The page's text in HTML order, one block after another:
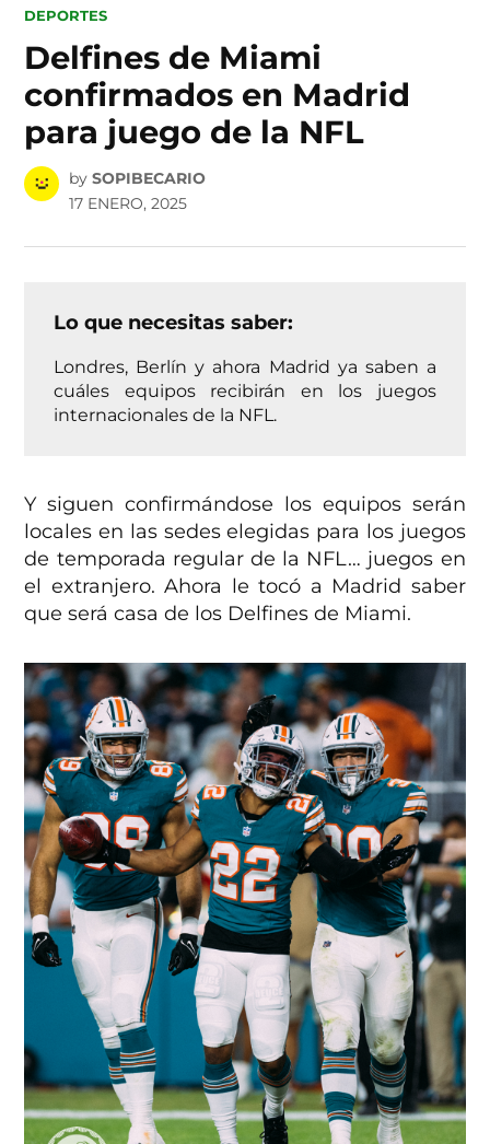
POSTED
DEPORTES
Delfines de Miami
confirmados en Madrid
para juego de la NFL
by SOPIBECARIO
17 ENERO, 2025
Lo que necesitas saber:
Londres, Berlín y ahora Madrid ya saben a
cuáles equipos recibirán en los juegos
internacionales de la NFL.
Y siguen confirmándose los equipos serán
locales en las sedes elegidas para los juegos
de temporada regular de la NFL… juegos en
el extranjero. Ahora le tocó a Madrid saber
que será casa de los Delfines de Miami.